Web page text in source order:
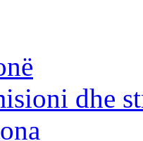
dhe